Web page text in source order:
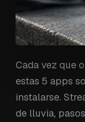
Cada vez que
estas 5 apps
instalarse.
de lluvia,